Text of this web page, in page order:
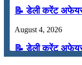
📝 डेली करेंट
August 4, 2026
📝 डेली करेंट